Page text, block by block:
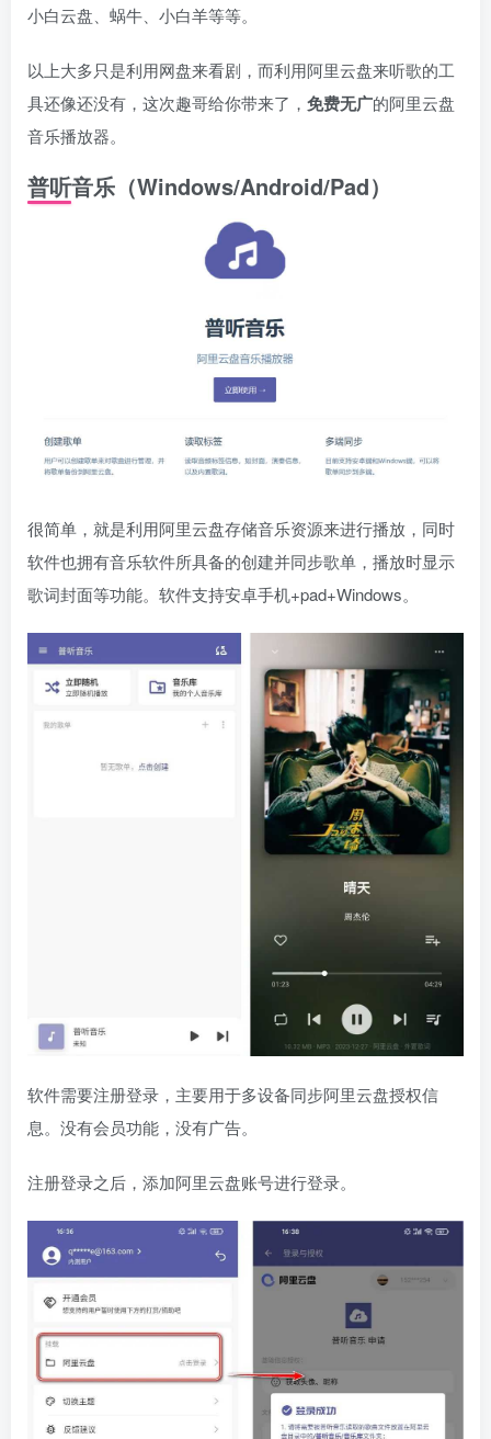
小白云盘、蜗牛、小白羊等等。
以上大多只是利用网盘来看剧，而利用阿里云盘来听歌的工
具还像还没有，这次趣哥给你带来了， 免费无广的阿里云盘
音乐播放器。
普听音乐 （Windows/Android/Pad）
很简单，就是利用阿里云盘存储音乐资源来进行播放，同时
软件也拥有音乐软件所具备的创建并同步歌单，播放时显示
歌词封面等功能。软件支持安卓手机+pad+Windows。
软件需要注册登录，主要用于多设备同步阿里云盘授权信
息。没有会员功能，没有广告。
注册登录之后，添加阿里云盘账号进行登录。